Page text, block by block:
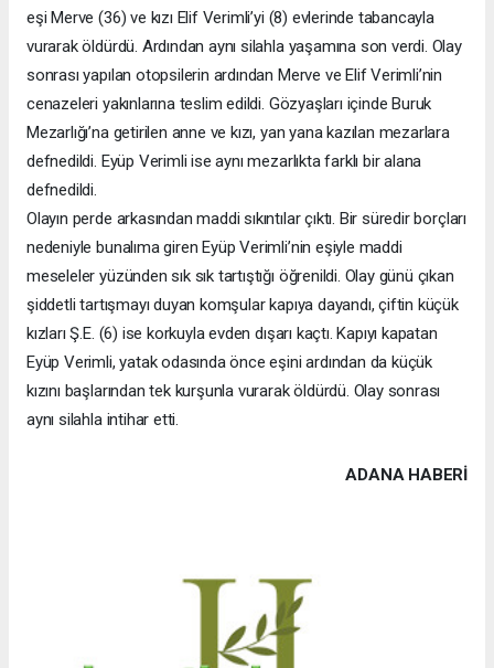
eşi Merve (36) ve kızı Elif Verimli’yi (8) evlerinde tabancayla
vurarak öldürdü. Ardından aynı silahla yaşamına son verdi. Olay
sonrası yapılan otopsilerin ardından Merve ve Elif Verimli’nin
cenazeleri yakınlarına teslim edildi. Gözyaşları içinde Buruk
Mezarlığı’na getirilen anne ve kızı, yan yana kazılan mezarlara
defnedildi. Eyüp Verimli ise aynı mezarlıkta farklı bir alana
defnedildi.
Olayın perde arkasından maddi sıkıntılar çıktı. Bir süredir borçları
nedeniyle bunalıma giren Eyüp Verimli’nin eşiyle maddi
meseleler yüzünden sık sık tartıştığı öğrenildi. Olay günü çıkan
şiddetli tartışmayı duyan komşular kapıya dayandı, çiftin küçük
kızları Ş.E. (6) ise korkuyla evden dışarı kaçtı. Kapıyı kapatan
Eyüp Verimli, yatak odasında önce eşini ardından da küçük
kızını başlarından tek kurşunla vurarak öldürdü. Olay sonrası
aynı silahla intihar etti.
ADANA HABERİ